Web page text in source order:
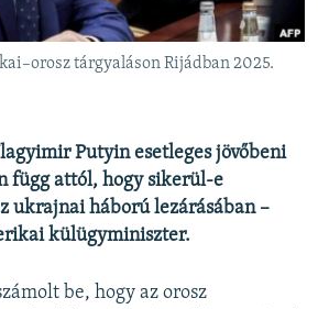
weboldal
tárgyaláson Rijádban 2025.
Putyin esetleges jövőbeni
függ attól, hogy sikerül-e
ukrajnai háború lezárásában –
külügyminiszter.
be, hogy az orosz